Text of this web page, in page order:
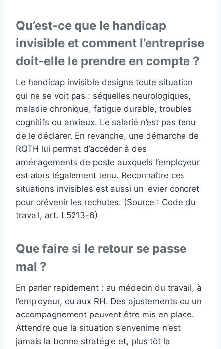
Qu’est-ce que le handicap
invisible et comment l’entreprise
doit-elle le prendre en compte ?
Le handicap invisible désigne toute situation
qui ne se voit pas : séquelles neurologiques,
maladie chronique, fatigue durable, troubles
cognitifs ou anxieux. Le salarié n’est pas tenu
de le déclarer. En revanche, une démarche de
RQTH lui permet d’accéder à des
aménagements de poste auxquels l’employeur
est alors légalement tenu. Reconnaître ces
situations invisibles est aussi un levier concret
pour prévenir les rechutes. (Source : Code du
travail, art. L5213-6)
Que faire si le retour se passe
mal ?
En parler rapidement : au médecin du travail, à
l’employeur, ou aux RH. Des ajustements ou un
accompagnement peuvent être mis en place.
Attendre que la situation s’envenime n’est
jamais la bonne stratégie et, plus tôt la